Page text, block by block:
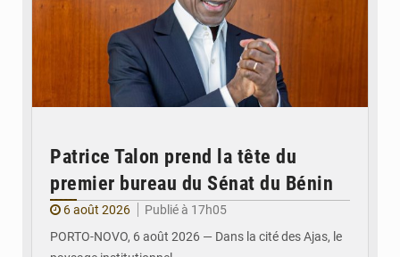
Patrice Talon prend la tête du
premier bureau du Sénat du Bénin
6 août 2026
Publié à 17h05
PORTO-NOVO, 6 août 2026 — Dans la cité des Ajas, le